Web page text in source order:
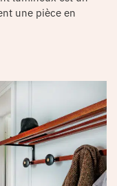
une pièce en